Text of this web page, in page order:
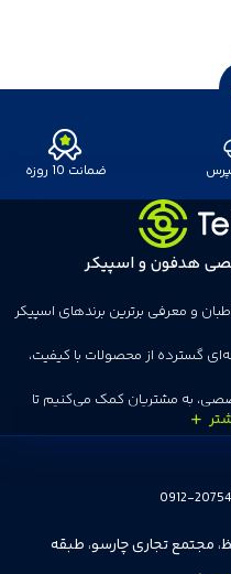
ضمانت 10 روزه
هدفون و اسپیکر
و معرفی برترین برندهای اسپیکر
گسترده از محصولات با کیفیت،
به مشتریان کمک می‌کنیم تا
تهران اسپیکر با تجربه‌ای بیش از
آسان، سریع و مطمئن تمرکز دارد تا
لذت ببرند. ما به رضایت و اعتماد
0912-
مجتمع تجاری چارسو، طبقه